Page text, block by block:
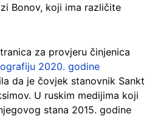
Bonov, koji ima različite
za provjeru činjenica
2020. godine
da je čovjek stanovnik Sankt
U ruskim medijima koji
stana 2015. godine